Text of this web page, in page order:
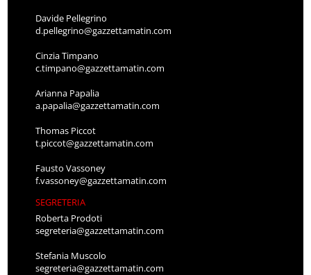
Davide Pellegrino
d.pellegrino@gazzettamatin.com
Cinzia Timpano
c.timpano@gazzettamatin.com
Arianna Papalia
a.papalia@gazzettamatin.com
Thomas Piccot
t.piccot@gazzettamatin.com
Fausto Vassoney
f.vassoney@gazzettamatin.com
SEGRETERIA
Roberta Prodoti
segreteria@gazzettamatin.com
Stefania Muscolo
segreteria@gazzettamatin.com